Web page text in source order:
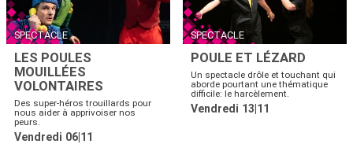
SPECTACLE
LES POULES
MOUILLÉES
VOLONTAIRES
Des super-héros trouillards pour
nous aider à apprivoiser nos
peurs.
Vendredi 06|11
SPECTACLE
POULE ET LÉZARD
Un spectacle drôle et touchant qui
aborde pourtant une thématique
difficile: le harcèlement.
Vendredi 13|11